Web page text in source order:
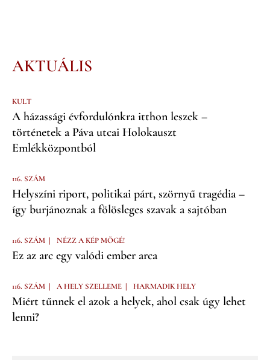
AKTUÁLIS
KULT
A házassági évfordulónkra itthon leszek –
történetek a Páva utcai Holokauszt
Emlékközpontból
116. SZÁM
Helyszíni riport, politikai párt, szörnyű tragédia –
így burjánoznak a fölösleges szavak a sajtóban
116. SZÁM | NÉZZ A KÉP MÖGÉ!
Ez az arc egy valódi ember arca
116. SZÁM | A HELY SZELLEME | HARMADIK HELY
Miért tűnnek el azok a helyek, ahol csak úgy lehet
lenni?